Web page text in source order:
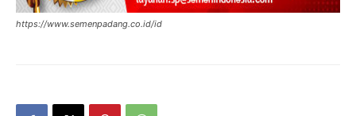
https://www.semenpadang.co.id/id